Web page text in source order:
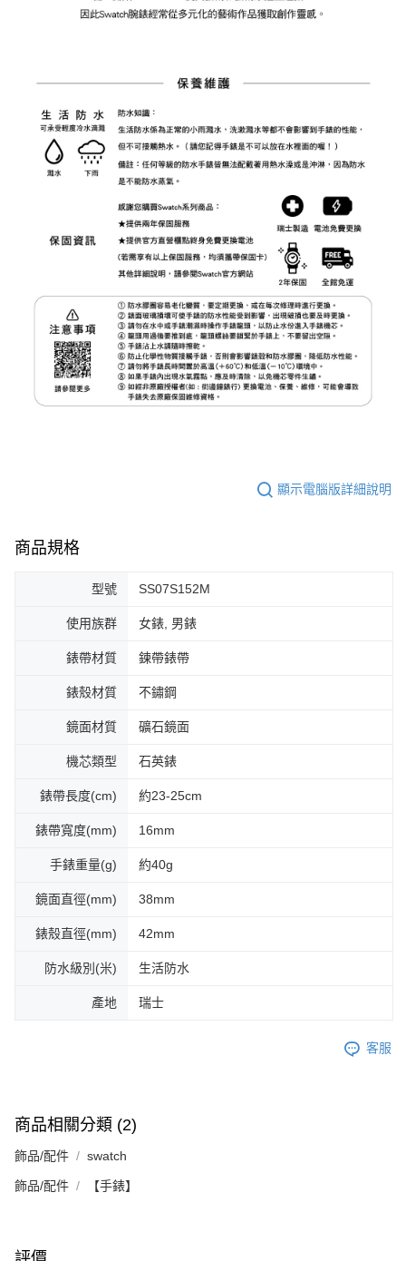
顯示電腦版詳細說明
商品規格
型號 SS07S152M
使用族群 女錶, 男錶
錶帶材質 鍊帶錶帶
錶殼材質 不鏽鋼
鏡面材質 礦石鏡面
機芯類型 石英錶
錶帶長度(cm) 約23-25cm
錶帶寬度(mm) 16mm
手錶重量(g) 約40g
鏡面直徑(mm) 38mm
錶殼直徑(mm) 42mm
防水級別(米) 生活防水
產地 瑞士
客服
商品相關分類 (2)
飾品/配件 swatch
飾品/配件 【手錶】